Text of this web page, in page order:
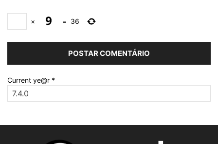
× = 36
Current ye@r *